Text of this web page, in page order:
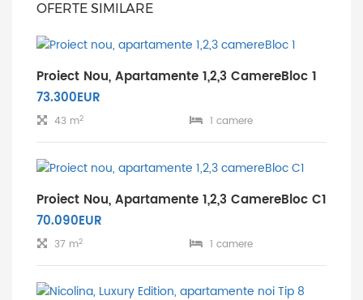
OFERTE SIMILARE
Proiect Nou, Apartamente 1,2,3 CamereBloc 1
73.300EUR
43 m2 1 camere
Proiect Nou, Apartamente 1,2,3 CamereBloc C1
70.090EUR
37 m2 1 camere